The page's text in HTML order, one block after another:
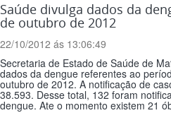
Saúde divulga dados da
de outubro de 2012
22/10/2012 ás 13:06:49
Secretaria de Estado de Saúde de
dados da dengue referentes ao
outubro de 2012. A notificação de
38.593. Desse total, 132 foram
dengue. Ate o momento existem 21